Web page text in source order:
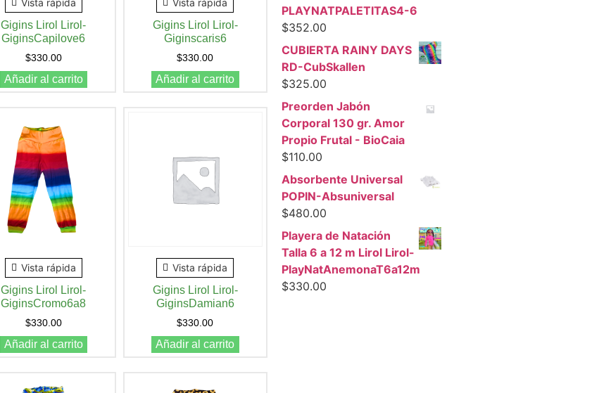
Gigins Lirol Lirol-
GiginsCapilove6
$330.00
Añadir al carrito
Gigins Lirol Lirol-
Giginscaris6
$330.00
Añadir al carrito
Vista rápida
Gigins Lirol Lirol-
GiginsCromo6a8
$330.00
Añadir al carrito
Vista rápida
Gigins Lirol Lirol-
GiginsDamian6
$330.00
Añadir al carrito
PLAYNATPALETITAS4-6
$352.00
CUBIERTA RAINY DAYS
RD-CubSkallen
$325.00
Preorden Jabón
Corporal 130 gr. Amor
Propio Frutal - BioCaia
$110.00
Absorbente Universal
POPIN-Absuniversal
$480.00
Playera de Natación
Talla 6 a 12 m Lirol Lirol-
PlayNatAnemonaT6a12m
$330.00